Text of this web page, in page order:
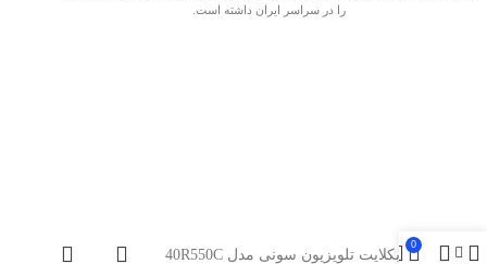
را در سراسر ایران داشته است.
بکلایت تلویزیون سونی مدل 40R550C
0